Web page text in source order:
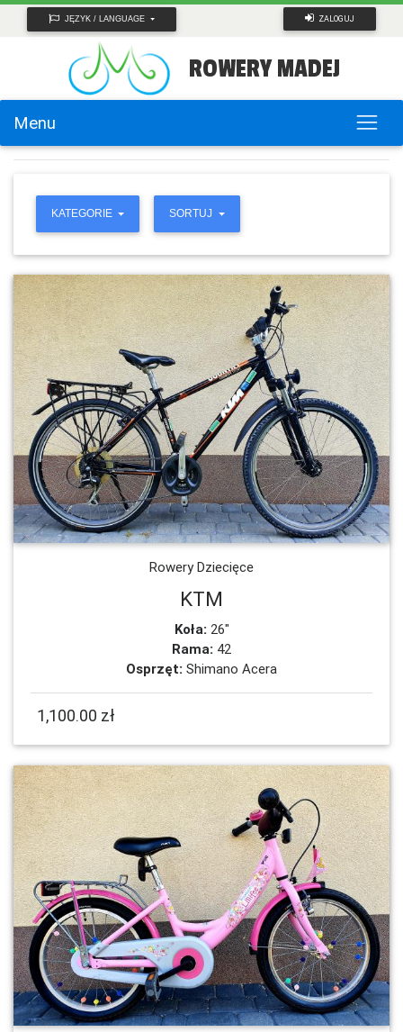
JĘZYK / LANGUAGE ZALOGUJ
ROWERY MADEJ
Menu
KATEGORIE SORTUJ
Rowery Dziecięce
KTM
Koła: 26"
Rama: 42
Osprzęt: Shimano Acera
1,100.00 zł